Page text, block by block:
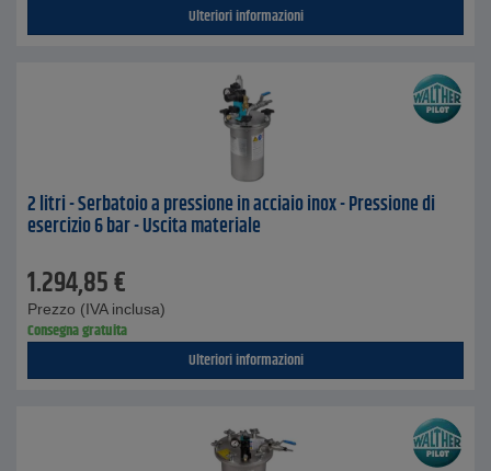
Ulteriori informazioni
2 litri - Serbatoio a pressione in acciaio inox - Pressione di
esercizio 6 bar - Uscita materiale
1.294,85€
Prezzo (IVA inclusa)
Consegna gratuita
Ulteriori informazioni